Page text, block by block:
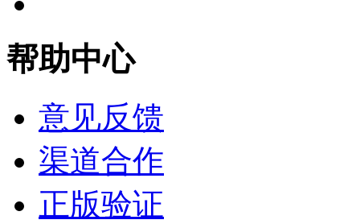
帮助中心
意见反馈
渠道合作
正版验证